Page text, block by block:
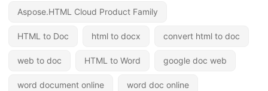
Aspose.HTML Cloud Product Family
HTML to Doc html to docx convert html to doc
web to doc HTML to Word google doc web
word document online word doc online